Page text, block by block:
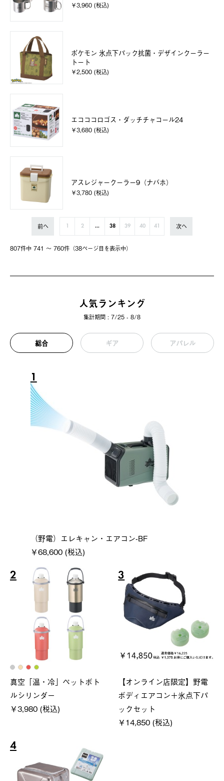
￥3,960 (税込)
ポケモン 氷点下パック抗菌・デザインクーラー
トート
￥2,500 (税込)
エコココロゴス・ダッチチャコール24
￥3,680 (税込)
アスレジャークーラー9（ナバホ）
￥3,780 (税込)
807件中 741 〜 760件（38ページ⽬を表⽰中）
前へ 2 ... 38 39 40 41 次へ
人気ランキング
集計期間 : 7/25 - 8/8
総合 ギア アパレル
1
（野電）エレキャン・エアコン-BF
￥68,600 (税込)
2
真空「温・冷」ペットボト
ルシリンダー
￥3,980 (税込)
3
【オンライン店限定】野電
ボディエアコン＋氷点下パ
ックセット
￥14,850 (税込)
4